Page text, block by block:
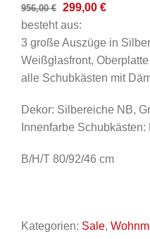
956,00€ Ursprünglicher
Preis
war:
956,00 €
299,00 €Aktueller
ist:
299,00 €.
besteht aus:
3 große Auszüge in
Weißglasfront,
alle Schubkästen mit
Dekor: Silbereiche NB,
Innenfarbe
B/H/T 80/92/46 cm
Kategorien: Sale,